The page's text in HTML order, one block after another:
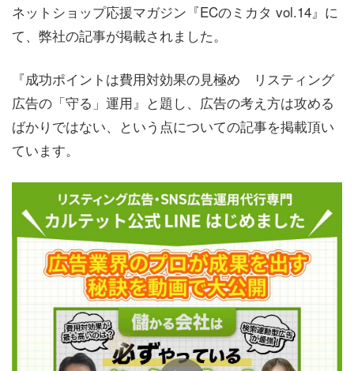
会社概要
お問い合わせ
ネットショップ応援マガジン『ECのミカタ vol.14』に
て、弊社の記事が掲載されました。
『成功ポイントは費用対効果の見極め リスティング
広告の「守る」運用』と題し、広告の考え方は攻める
ばかりではない、という点についての記事を掲載頂い
ています。